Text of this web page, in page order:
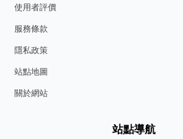
使用者評價
服務條款
隱私政策
站點地圖
關於網站
站點導航